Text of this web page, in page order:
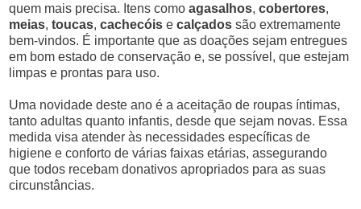
quem mais precisa. Itens comoagasalhos,cobertores,
meias,toucas,cachecóis ecalçados são extremamente
bem-vindos. É importante que as doações sejam entregues
em bom estado de conservação e, se possível, que estejam
limpas e prontas para uso.
Uma novidade deste ano é a aceitação de roupas íntimas,
tanto adultas quanto infantis, desde que sejam novas. Essa
medida visa atender às necessidades específicas de
higiene e conforto de várias faixas etárias, assegurando
que todos recebam donativos apropriados para as suas
circunstâncias.